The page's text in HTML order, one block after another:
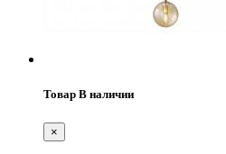
Товар В наличии
×